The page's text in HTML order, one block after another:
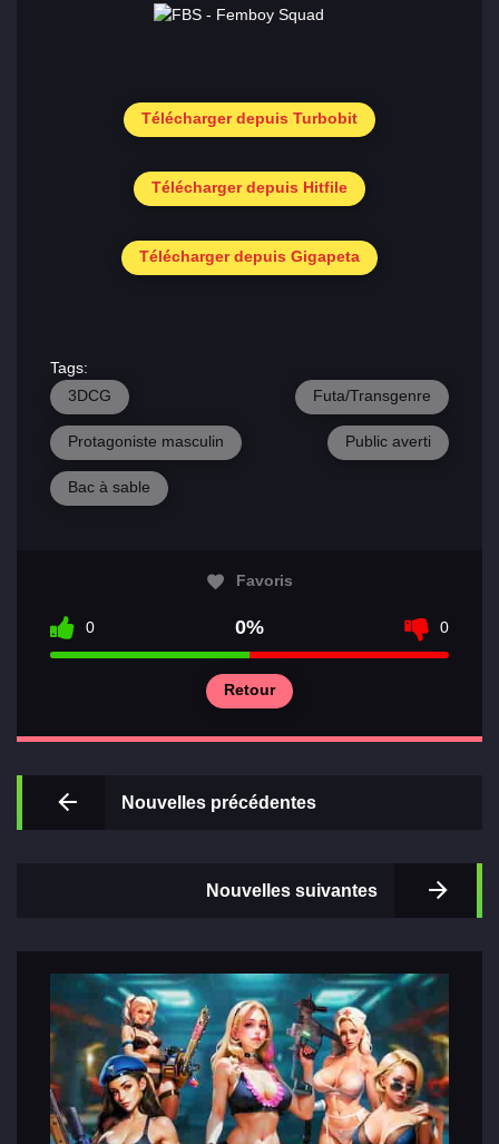
Sections
de jeux
Télécharger depuis Turbobit
Télécharger depuis Hitfile
Télécharger depuis Gigapeta
Tags:
3DCG
Futa/Transgenre
Protagoniste masculin Public averti
Bac à sable
Favoris
0 0% 0
Retour
Nouvelles précédentes
Nouvelles suivantes